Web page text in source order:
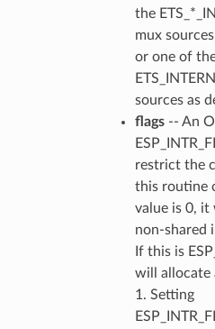
the
mux
or one of
sources as
flags-- An
restrict the
this routine
value is 0,
non-shared
If this is
will allocate
1. Setting